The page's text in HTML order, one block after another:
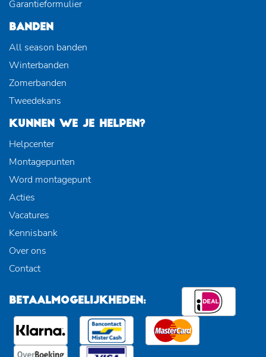
Garantieformulier
BANDEN
All season banden
Winterbanden
Zomerbanden
Tweedekans
KUNNEN WE JE HELPEN?
Helpcenter
Montagepunten
Word montagepunt
Acties
Vacatures
Kennisbank
Over ons
Contact
BETAALMOGELIJKHEDEN: